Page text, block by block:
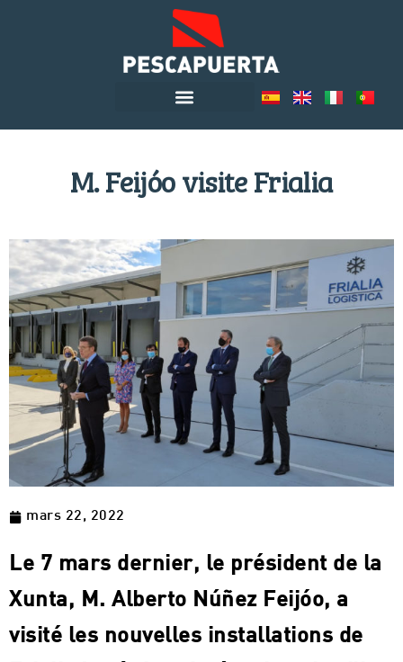
M. Feijóo visite Frialia
mars 22, 2022
Le 7 mars dernier, le président de la
Xunta, M. Alberto Núñez Feijóo, a
visité les nouvelles installations de